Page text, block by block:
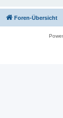
Foren-Übersicht